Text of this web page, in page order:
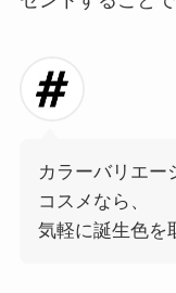
カラーバリエー
コスメなら、
気軽に誕生色を